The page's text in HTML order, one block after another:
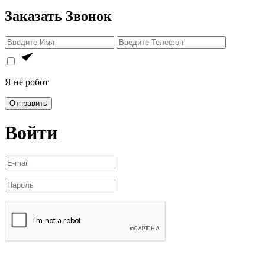
Заказать Звонок
Я не робот
Отправить
Войти